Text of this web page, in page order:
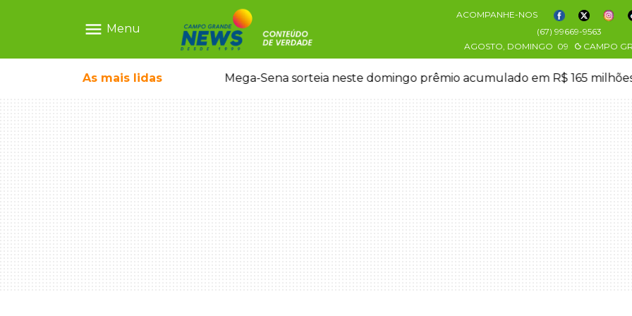
menu Menu
ACOMPANHE-NOS
(67) 99669-9563
AGOSTO, DOMINGO 09 CAMPO
As mais lidas Mega-Sena sorteia neste domingo prêmio acumulado em R$ 165